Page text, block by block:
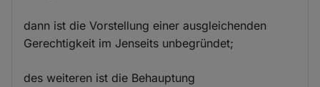
dann ist die Vorstellung einer ausgleichenden
Gerechtigkeit im Jenseits unbegründet;
des weiteren ist die Behauptung